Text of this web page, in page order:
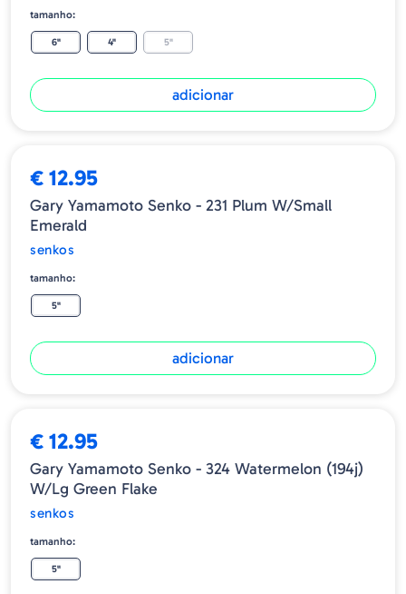
tamanho:
6" 4" 5"
adicionar
€ 12.95
Gary Yamamoto Senko - 231 Plum W/Small
Emerald
senkos
tamanho:
5"
adicionar
€ 12.95
Gary Yamamoto Senko - 324 Watermelon (194j)
W/lg Green Flake
senkos
tamanho:
5"